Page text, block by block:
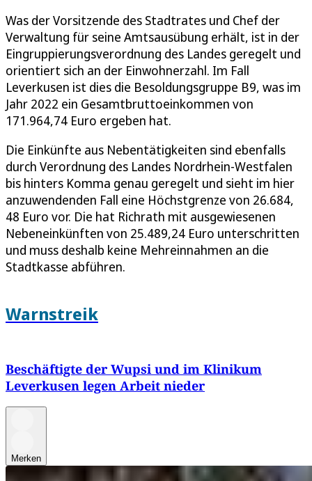
Was der Vorsitzende des Stadtrates und Chef der
Verwaltung für seine Amtsausübung erhält, ist in der
Eingruppierungsverordnung des Landes geregelt und
orientiert sich an der Einwohnerzahl. Im Fall
Leverkusen ist dies die Besoldungsgruppe B9, was im
Jahr 2022 ein Gesamtbruttoeinkommen von
171.964,74 Euro ergeben hat.
Die Einkünfte aus Nebentätigkeiten sind ebenfalls
durch Verordnung des Landes Nordrhein-Westfalen
bis hinters Komma genau geregelt und sieht im hier
anzuwendenden Fall eine Höchstgrenze von 26.684,
48 Euro vor. Die hat Richrath mit ausgewiesenen
Nebeneinkünften von 25.489,24 Euro unterschritten
und muss deshalb keine Mehreinnahmen an die
Stadtkasse abführen.
Warnstreik
Beschäftigte der Wupsi und im Klinikum
Leverkusen legen Arbeit nieder
Merken